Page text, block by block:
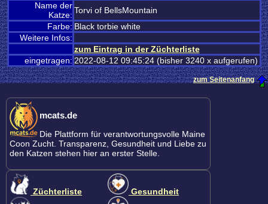
Name der
Katze: Torvi of BellsMountain
Farbe: Black torbie white
Weitere Infos:
zum Eintrag in der Züchterliste
eingetragen: 2022-08-12 09:45:24 (bisher 3240 x aufgerufen)
zum Seitenanfang
mcats.de
Die Plattform für verantwortungsvolle Maine
Coon Zucht. Transparenz, Gesundheit und Liebe zu
den Katzen stehen hier an erster Stelle.
Züchterliste Gesundheit